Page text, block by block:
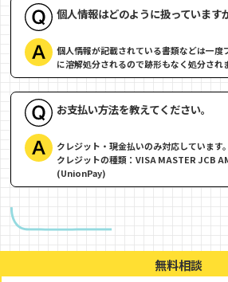
個人情報はどのように扱っています
個人情報が記載されている書類などは一度
に溶解処分されるので跡形もなく処分され
お支払い方法を教えてください。
クレジット・現金払いのみ対応しています。
クレジットの種類：VISA MASTER JCB
(UnionPay)
無料相談